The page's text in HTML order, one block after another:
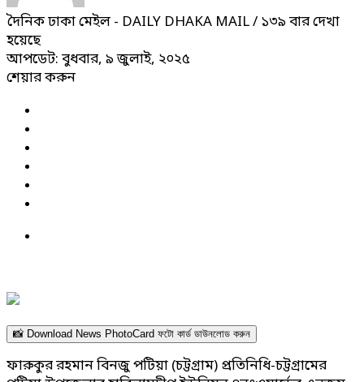
দৈনিক ঢাকা মেইল - DAILY DHAKA MAIL/ ১৩৯ বার দেখা
হয়েছে
আপডেট: বুধবার, ৯ জুলাই, ২০২৫
শেয়ার করুন
📸 Download News PhotoCard ফটো কার্ড ডাউনলোড করুন
ফারুকুর রহমান বিনজু পটিয়া (চট্টগ্রাম) প্রতিনিধি-চট্টগ্রামের